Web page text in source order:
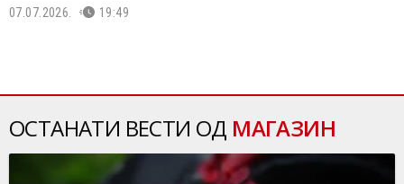
07.07.2026. 19:49
ОСТАНАТИ ВЕСТИ ОД МАГАЗИН